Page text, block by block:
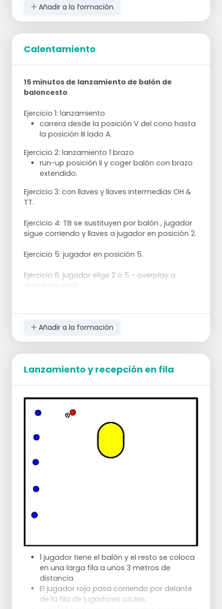
Añadir a la formación
Calentamiento
15 minutos de lanzamiento de balón de
baloncesto
Ejercicio 1: lanzamiento
carrera desde la posición V del cono hasta
la posición III lado A.
Ejercicio 2: lanzamiento 1 brazo
run-up posición II y coger balón con brazo
extendido.
Ejercicio 3: con llaves y llaves intermedias OH &
TT.
Ejercicio 4: TB se sustituyen por balón , jugador
sigue corriendo y llaves a jugador en posición 2.
Ejercicio 5: jugador en posición 5.
Ejercicio 6: jugador elige 2 o 5 - overplay a
donde no está.
Añadir a la formación
Lanzamiento y recepción en fila
1 jugador tiene el balón y el resto se coloca
en una larga fila a unos 3 metros de
distancia.
El jugador rojo pasa corriendo por delante
de la fila de jugadores azules.